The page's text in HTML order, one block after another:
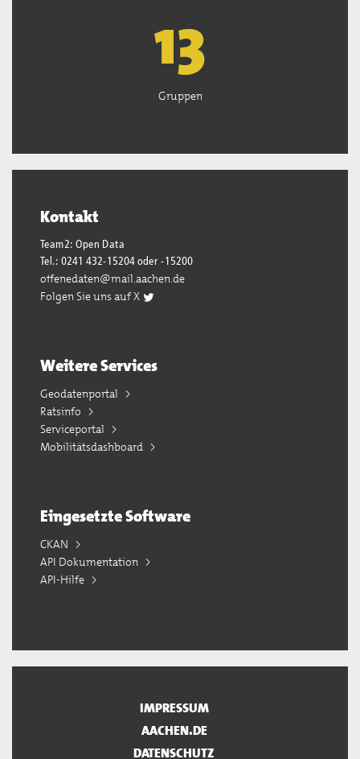
13
Gruppen
Kontakt
Team2: Open Data
Tel.: 0241 432-15204 oder -15200
offenedaten@mail.aachen.de
Folgen Sie uns auf X
Weitere Services
Geodatenportal
Ratsinfo
Serviceportal
Mobilitätsdashboard
Eingesetzte Software
CKAN
API Dokumentation
API-Hilfe
IMPRESSUM
AACHEN.DE
DATENSCHUTZ